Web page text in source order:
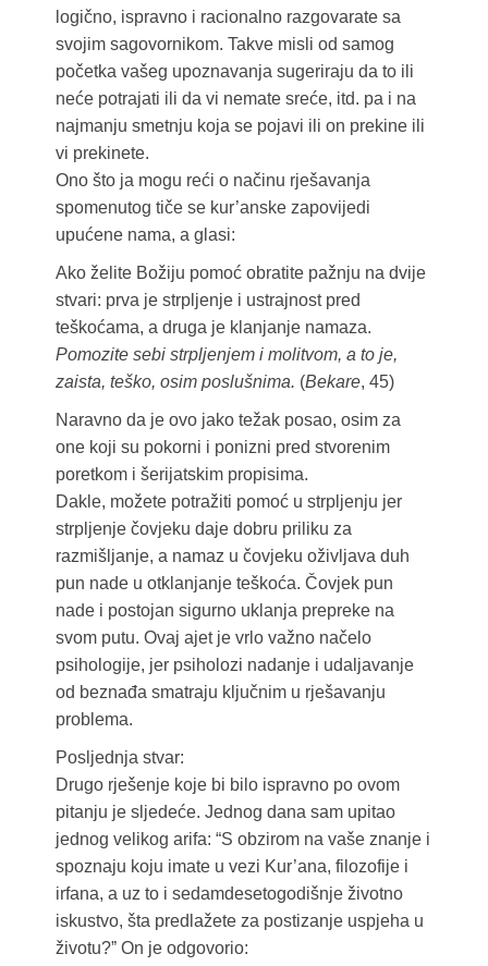
logično, ispravno i racionalno razgovarate sa
svojim sagovornikom. Takve misli od samog
početka vašeg upoznavanja sugeriraju da to ili
neće potrajati ili da vi nemate sreće, itd. pa i na
najmanju smetnju koja se pojavi ili on prekine ili
vi prekinete.
Ono što ja mogu reći o načinu rješavanja
spomenutog tiče se kur’anske zapovijedi
upućene nama, a glasi:
Ako želite Božiju pomoć obratite pažnju na dvije
stvari: prva je strpljenje i ustrajnost pred
teškoćama, a druga je klanjanje namaza.
Pomozite sebi strpljenjem i molitvom, a to je,
zaista, teško, osim poslušnima. (Bekare, 45)
Naravno da je ovo jako težak posao, osim za
one koji su pokorni i ponizni pred stvorenim
poretkom i šerijatskim propisima.
Dakle, možete potražiti pomoć u strpljenju jer
strpljenje čovjeku daje dobru priliku za
razmišljanje, a namaz u čovjeku oživljava duh
pun nade u otklanjanje teškoća. Čovjek pun
nade i postojan sigurno uklanja prepreke na
svom putu. Ovaj ajet je vrlo važno načelo
psihologije, jer psiholozi nadanje i udaljavanje
od beznađa smatraju ključnim u rješavanju
problema.
Posljednja stvar:
Drugo rješenje koje bi bilo ispravno po ovom
pitanju je sljedeće. Jednog dana sam upitao
jednog velikog arifa: “S obzirom na vaše znanje i
spoznaju koju imate u vezi Kur’ana, filozofije i
irfana, a uz to i sedamdesetogodišnje životno
iskustvo, šta predlažete za postizanje uspjeha u
životu?ˮ On je odgovorio: